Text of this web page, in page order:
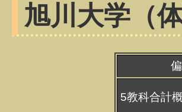
旭川大学（体
5教科合計